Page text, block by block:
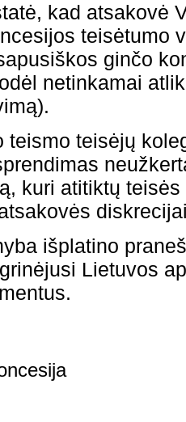
kad atsakovė
teisėtumo
ginčo
netinkamai
teismo teisėjų
kuri atitiktų
išplatino
Lietuvos